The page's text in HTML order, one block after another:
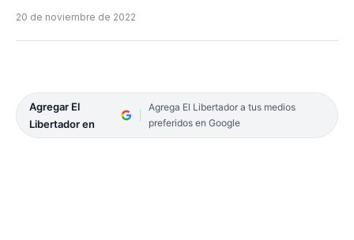
20 de noviembre de 2022
Agregar El
Libertador en
Agrega El Libertador a tus medios
preferidos en Google